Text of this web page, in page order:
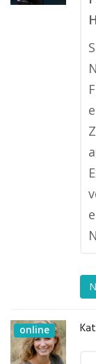
online